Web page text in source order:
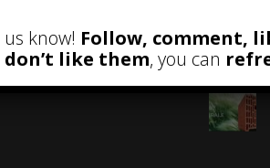
POST
know! Follow, comment,
like them, you can